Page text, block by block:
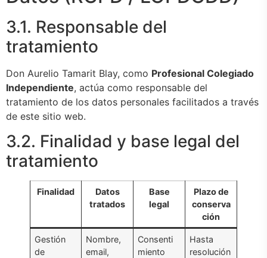
3.1. Responsable del
tratamiento
Don Aurelio Tamarit Blay, como Profesional Colegiado
Independiente, actúa como responsable del
tratamiento de los datos personales facilitados a través
de este sitio web.
3.2. Finalidad y base legal del
tratamiento
Finalidad
Datos
tratados
Base
legal
Plazo de
conserva
ción
Gestión
de
Nombre,
email,
Consenti
miento
Hasta
resolución